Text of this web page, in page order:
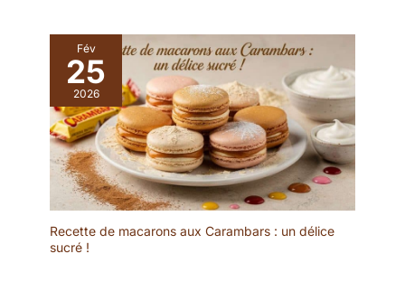
Fév
25
2026
Recette de macarons aux Carambars : un délice
sucré !